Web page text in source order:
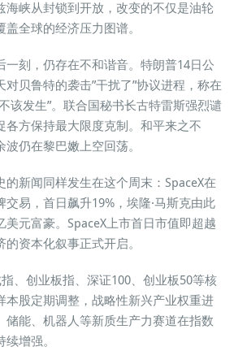
海峡从封锁到开放，改变的不仅是油轮
全球的经济压力图谱。
一刻，仍存在不和谐音。特朗普14日公
对贝鲁特的袭击”干扰了”协议进程，称在
该发生”。联合国秘书长古特雷斯强烈谴
各方保持最大限度克制。和平来之不
仍在黎巴嫩上空回荡。
的新闻同样发生在这个周末：SpaceX在
交易，首日飙升19%，埃隆·马斯克由此
美元富豪。SpaceX上市首日市值即超越
资本化叙事正式开启。
、创业板指、深证100、创业板50等核
本股定期调整，战略性新兴产业权重进
储能、机器人等新质生产力赛道在指数
增强。